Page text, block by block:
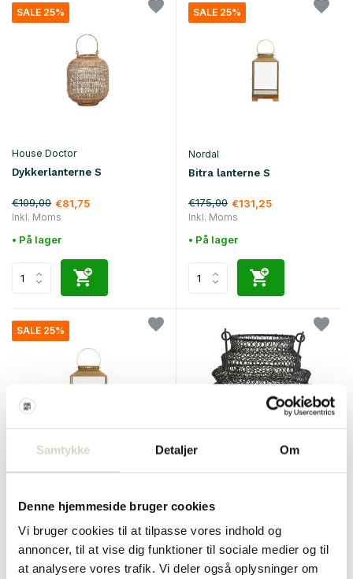
Samtykke Detaljer Om
Denne hjemmeside bruger cookies
Vi bruger cookies til at tilpasse vores indhold og
annoncer, til at vise dig funktioner til sociale medier og til
at analysere vores trafik. Vi deler også oplysninger om
SALE 25%
House Doctor
Dykkerlanterne S
€109,00 €81,75
Inkl. Moms
• På lager
SALE 25%
Nordal
Bitra lanterne S
€175,00 €131,25
Inkl. Moms
• På lager
SALE 25%
Nordal
Inkl. Moms
• På lager
Inkl. Moms
• På lager